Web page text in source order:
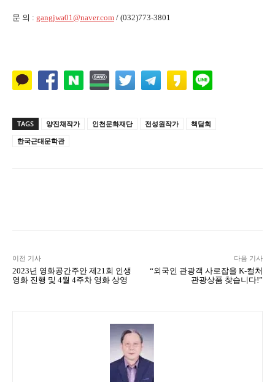
문 의 : gangjwa01@naver.com / (032)773-3801
TAGS 양진채작가 인천문화재단 전성원작가
책담회
한국근대문학관
이전 기사
2023년 영화공간주안 제21회 인생
영화 진행 및 4월 4주차 영화 상영
다음 기사
“외국인 관광객 사로잡을 K-컬처
관광상품 찾습니다!”